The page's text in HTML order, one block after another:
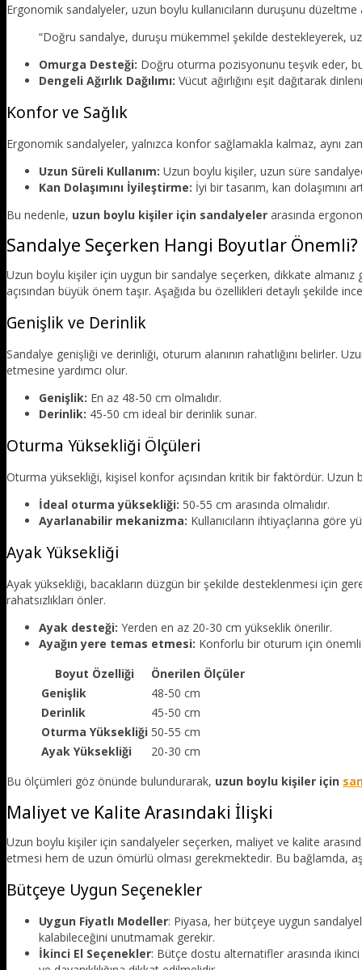
Ergonomik sandalyeler, uzun boylu kullanıcıların duruşunu
“Doğru sandalye, duruşu mükemmel şekilde destekleyerek,
Omurga Desteği: Doğru oturma pozisyonunu teşvik eder,
Dengeli Ağırlık Dağılımı: Vücut ağırlığını eşit dağıtarak
Konfor ve Sağlık
Ergonomik sandalyeler, yalnızca konfor sağlamakla kalmaz, aynı
Uzun Süreli Kullanım: Uzun boylu kişiler, uzun süre
Kan Dolaşımını İyileştirme: İyi bir tasarım, kan dolaşımını
Bu nedenle, uzun boylu kişiler için sandalyeler arasında
Sandalye Seçerken Hangi Boyutlar Önemli?
Uzun boylu kişiler için uygun bir sandalye seçerken, dikkate
açısından büyük önem taşır. Aşağıda bu özellikleri detaylı şekilde
Genişlik ve Derinlik
Sandalye genişliği ve derinliği, oturum alanının rahatlığını belirler.
etmesine yardımcı olur.
Genişlik: En az 48-50 cm olmalıdır.
Derinlik: 45-50 cm ideal bir derinlik sunar.
Oturma Yüksekliği Ölçüleri
Oturma yüksekliği, kişisel konfor açısından kritik bir faktördür. Uzun
İdeal oturma yüksekliği: 50-55 cm arasında olmalıdır.
Ayarlanabilir mekanizma: Kullanıcıların ihtiyaçlarına göre
Ayak Yüksekliği
Ayak yüksekliği, bacakların düzgün bir şekilde desteklenmesi için
rahatsızlıkları önler.
Ayak desteği: Yerden en az 20-30 cm yükseklik önerilir.
Ayağın yere temas etmesi: Konforlu bir oturum için
Boyut Özelliği
Önerilen Ölçüler
Genişlik
48-50 cm
Derinlik
45-50 cm
Oturma Yüksekliği 50-55 cm
Ayak Yüksekliği
20-30 cm
Bu ölçümleri göz önünde bulundurarak, uzun boylu kişiler için
Maliyet ve Kalite Arasındaki İlişki
Uzun boylu kişiler için sandalyeler seçerken, maliyet ve kalite
etmesi hem de uzun ömürlü olması gerekmektedir. Bu bağlamda,
Bütçeye Uygun Seçenekler
Uygun Fiyatlı Modeller: Piyasa, her bütçeye uygun
kalabileceğini unutmamak gerekir.
İkinci El Seçenekler: Bütçe dostu alternatifler arasında